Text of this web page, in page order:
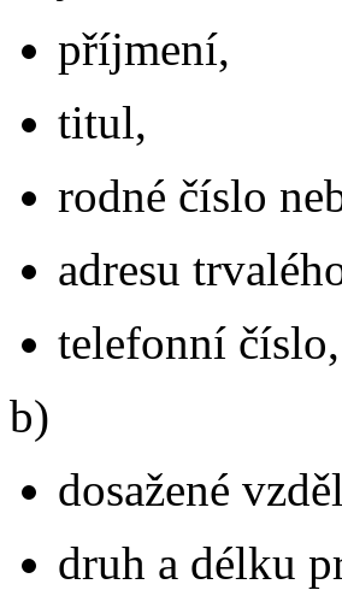
příjmení,
titul,
rodné číslo
adresu
telefonní
b)
dosažené
druh a délku